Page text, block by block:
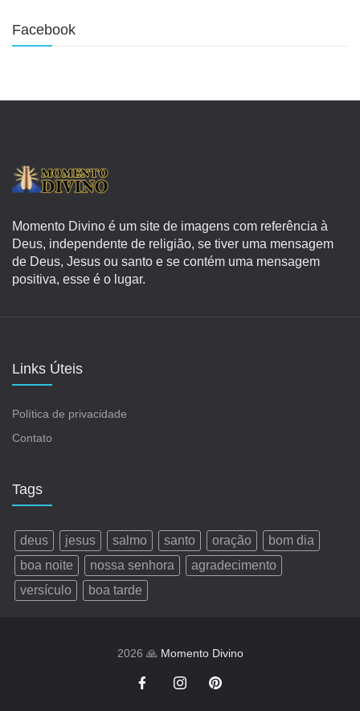
Facebook
Momento Divino é um site de imagens com referência à
Deus, independente de religião, se tiver uma mensagem
de Deus, Jesus ou santo e se contém uma mensagem
positiva, esse é o lugar.
Links Úteis
Política de privacidade
Contato
Tags
deus jesus salmo santo oração
bom dia
boa noite
nossa senhora
agradecimento
versículo
boa tarde
2026 🙏 Momento Divino